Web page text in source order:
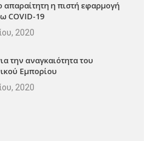
απαραίτητη η πιστή εφαρμογή
COVID-19
2020
την αναγκαιότητα του
Εμπορίου
2020